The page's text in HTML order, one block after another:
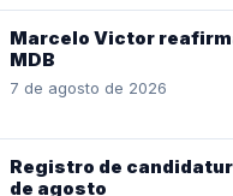
Marcelo Victor
MDB
7 de agosto de 2026
Registro de
de agosto